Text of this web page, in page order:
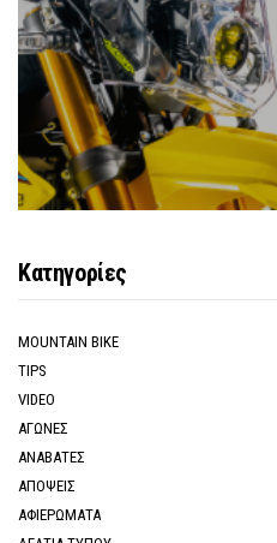
Κατηγορίες
MOUNTAIN BIKE
TIPS
VIDEO
ΑΓΩΝΕΣ
ΑΝΑΒΑΤΕΣ
ΑΠΟΨΕΙΣ
ΑΦΙΕΡΩΜΑΤΑ